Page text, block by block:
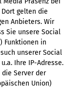
gelten die
Anbieters. Wir
Sie unsere Social
Funktionen in
unserer Social
Ihre IP-Adresse.
Server der
Union)